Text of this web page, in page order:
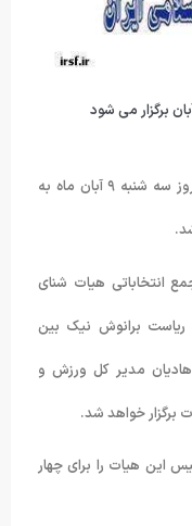
مجمع انتخاباتی هیات شنای استان سمنان روز سه شنبه ٩ آبان ماه به
انتخاباتی هیات شنای
برانوش نیک بین
مدیر کل ورزش و
خواهد شد.
این هیات را برای چهار